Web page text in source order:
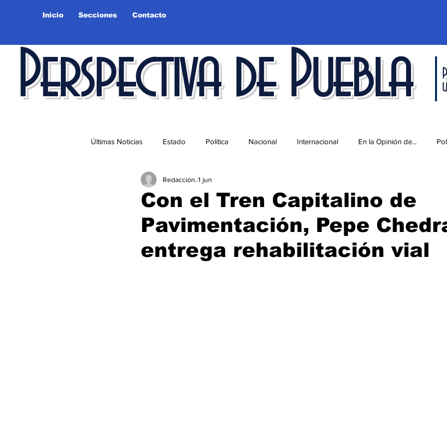
Inicio Secciones Contacto
Perspectiva de Puebla
Últimas Noticias Estado Política Nacional Internacional En la Opinión de...
Educación Ciudad Salud
Con el Tren Capitalino de
Pavimentación, Pepe
entrega rehabilitación vial
Redacción. 1 jun